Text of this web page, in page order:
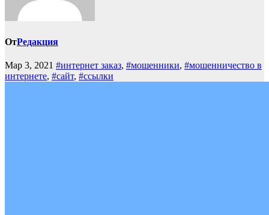
ОтРедакция
Мар 3, 2021 #интернет заказ, #мошенники, #мошенничество в
интернете, #сайт, #ссылки